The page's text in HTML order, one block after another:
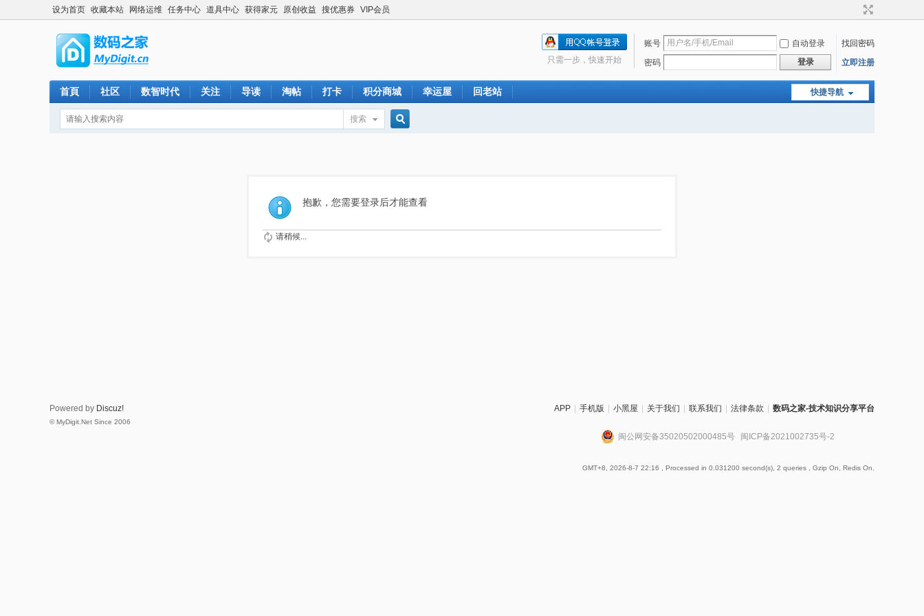
设为首页 收藏本站 网络运维 任务中心 道具中心 获得家元 原创收益 搜优惠券 VIP会员
账号 自动登录
找回密码
密码
登录 立即注册
只需一步，快速开始
快捷导航
首頁 社区 数智时代 关注 导读 淘帖 打卡 积分商城 幸运屋 回老站
搜索
索
抱歉，您需要登录后才能查看
请稍候...
APP 手机版 小黑屋 关于我们 联系我们 法律条款 数码之家-技术知识分享平台
闽公网安备35020502000485号 闽ICP备2021002735号-2
GMT+8, 2026-8-7 22:16 , Processed in 0.031200 second(s), 2 queries , Gzip On, Redis On.
Powered by Discuz!
© MyDigit.Net Since 2006